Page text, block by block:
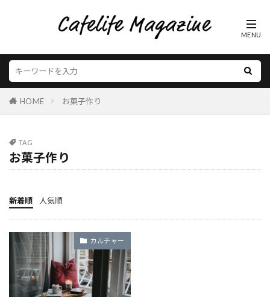
HOME お菓子作り
TAG
お菓子作り
新着順 人気順
カルチャー